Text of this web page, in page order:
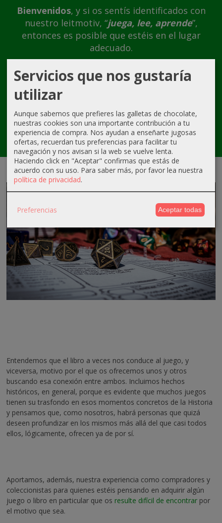
Bienvenidos, y si os sentís identificados con
nuestro leitmotiv, “juega, lee, aprende”,
entonces es posible que estéis en el lugar
adecuado.
¡Ojalá que así sea, y por mucho tiempo!
Entendemos que el libro a veces nos conduce al juego, y
viceversa, motivo por el que os ofrecemos unos y otros
buscando esa conexión entre ambos. Incluimos hechos
históricos, en general, porque es evidente que muchos juegos
tienen su trasfondo en esos momentos concretos de la Historia
y pensamos que, como nosotros, habrá personas que quizá
deseen profundizar en los mismos más allá del que casi todos
ellos, lógicamente, ofrecen ya de por sí.
Aportamos, además, nuestra experiencia como compradores y
coleccionistas para quienes estéis pensando en adquirir algún
juego o libro en particular que os resulte difícil de encontrar por
el motivo que sea.
Servicios que nos gustaría
utilizar
Aunque sabemos que prefieres las galletas de chocolate,
nuestras cookies son una importante contribución a tu
experiencia de compra. Nos ayudan a enseñarte jugosas
ofertas, recuerdan tus preferencias para facilitar tu
navegación y nos avisan si la web se vuelve lenta.
Haciendo click en "Aceptar" confirmas que estás de
acuerdo con su uso. Para saber más, por favor lea nuestra
política de privacidad.
Preferencias Aceptar todas